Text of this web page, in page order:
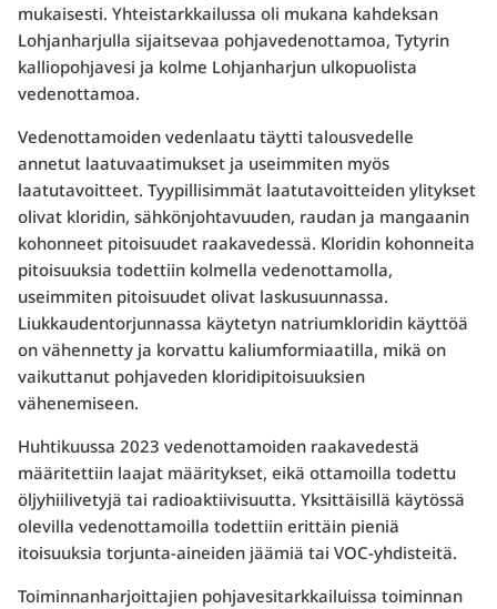
mukaisesti. Yhteistarkkailussa oli mukana kahdeksan
Lohjanharjulla sijaitsevaa pohjavedenottamoa, Tytyrin
kalliopohjavesi ja kolme Lohjanharjun ulkopuolista
vedenottamoa.
Vedenottamoiden vedenlaatu täytti talousvedelle
annetut laatuvaatimukset ja useimmiten myös
laatutavoitteet. Tyypillisimmät laatutavoitteiden ylitykset
olivat kloridin, sähkönjohtavuuden, raudan ja mangaanin
kohonneet pitoisuudet raakavedessä. Kloridin kohonneita
pitoisuuksia todettiin kolmella vedenottamolla,
useimmiten pitoisuudet olivat laskusuunnassa.
Liukkaudentorjunnassa käytetyn natriumkloridin käyttöä
on vähennetty ja korvattu kaliumformiaatilla, mikä on
vaikuttanut pohjaveden kloridipitoisuuksien
vähenemiseen.
Huhtikuussa 2023 vedenottamoiden raakavedestä
määritettiin laajat määritykset, eikä ottamoilla todettu
öljyhiilivetyjä tai radioaktiivisuutta. Yksittäisillä käytössä
olevilla vedenottamoilla todettiin erittäin pieniä
itoisuuksia torjunta-aineiden jäämiä tai VOC-yhdisteitä.
Toiminnanharjoittajien pohjavesitarkkailuissa toiminnan